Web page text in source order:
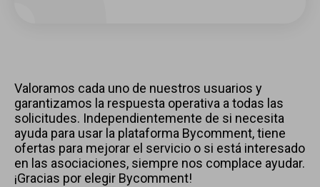
Valoramos cada uno de nuestros usuarios y
garantizamos la respuesta operativa a todas las
solicitudes. Independientemente de si necesita
ayuda para usar la plataforma Bycomment, tiene
ofertas para mejorar el servicio o si está interesado
en las asociaciones, siempre nos complace ayudar.
¡Gracias por elegir Bycomment!